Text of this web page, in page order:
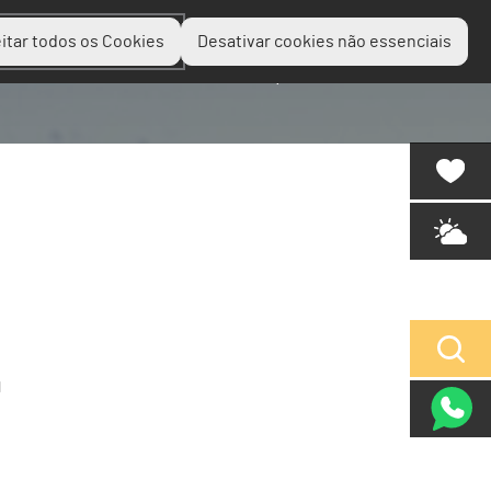
todos os Cookies Desativar cookies não essenciais
Planear Descobrir